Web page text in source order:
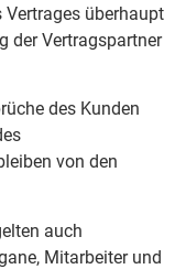
überhaupt
der Vertragspartner
des Kunden
von den
auch
Mitarbeiter und